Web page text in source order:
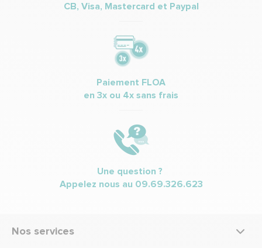
CB, Visa, Mastercard et Paypal
Paiement FLOA
en 3x ou 4x sans frais
Une question ?
Appelez nous au 09.69.326.623
Nos services